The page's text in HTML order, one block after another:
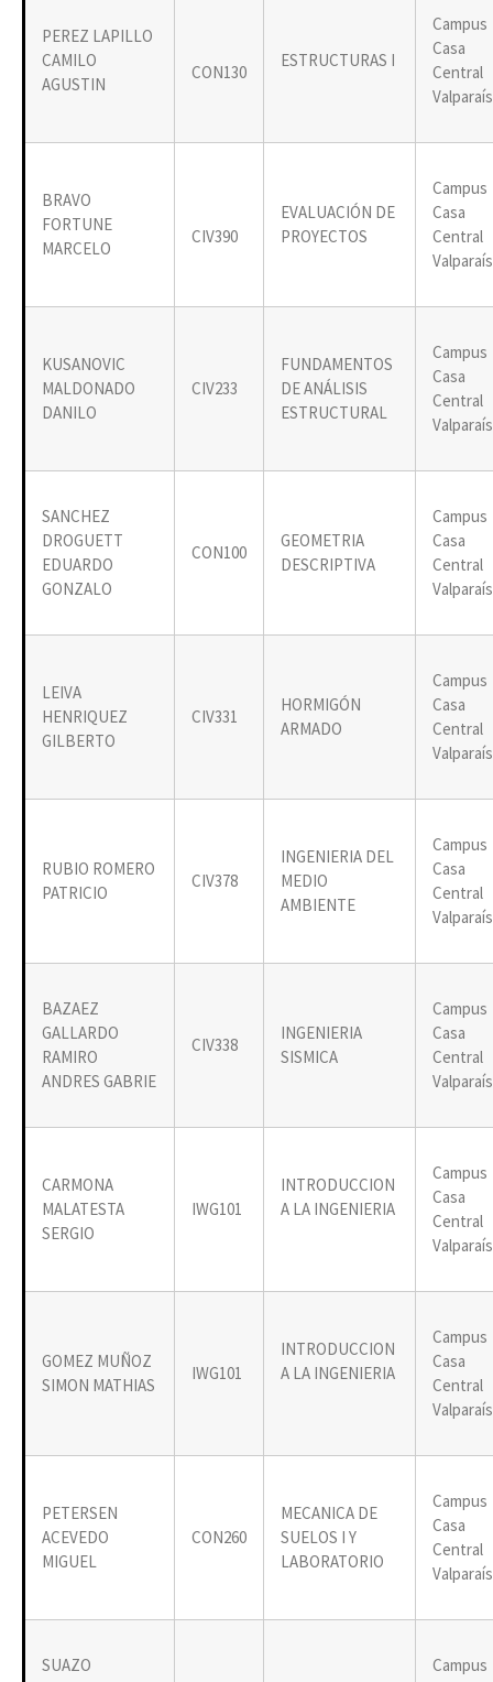
PEREZ LAPILLO
CAMILO
AGUSTIN
CON130
ESTRUCTURAS I
Campus
Casa
Central
BRAVO
FORTUNE
MARCELO
CIV390
EVALUACIÓN DE
PROYECTOS
Campus
Casa
Central
KUSANOVIC
MALDONADO
DANILO
CIV233
FUNDAMENTOS
DE ANÁLISIS
ESTRUCTURAL
Campus
Casa
Central
SANCHEZ
DROGUETT
EDUARDO
GONZALO
CON100
GEOMETRIA
DESCRIPTIVA
Campus
Casa
Central
LEIVA
HENRIQUEZ
GILBERTO
CIV331
HORMIGÓN
ARMADO
Campus
Casa
Central
RUBIO ROMERO
PATRICIO
CIV378
INGENIERIA DEL
MEDIO
AMBIENTE
Campus
Casa
Central
BAZAEZ
GALLARDO
RAMIRO
ANDRES GABRIE
CIV338
INGENIERIA
SISMICA
Campus
Casa
Central
CARMONA
MALATESTA
SERGIO
IWG101
INTRODUCCION
A LA INGENIERIA
Campus
Casa
Central
GOMEZ MUÑOZ
SIMON MATHIAS
IWG101
INTRODUCCION
A LA INGENIERIA
Campus
Casa
Central
PETERSEN
ACEVEDO
MIGUEL
CON260
MECANICA DE
SUELOS I Y
LABORATORIO
Campus
Casa
Central
SUAZO
Campus